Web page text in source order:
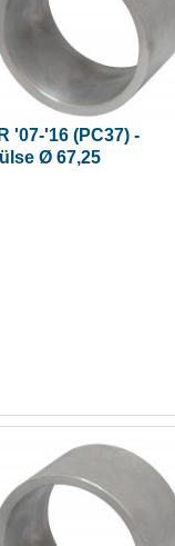
'07-'16 (PC37) -
Ø 67,25